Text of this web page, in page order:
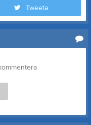
Tweeta